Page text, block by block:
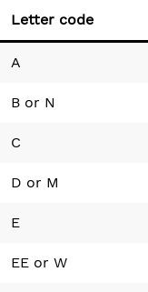
Letter code
A
B or N
C
D or M
E
EE or W